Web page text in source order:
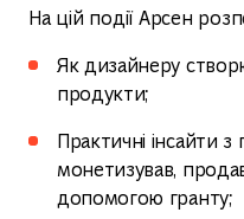
На цій події Арсен
Як дизайнеру
продукти;
Практичні інсайти з
монетизував,
допомогою гранту;